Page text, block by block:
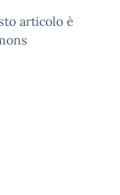
articolo è